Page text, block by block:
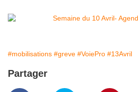
#mobilisations #greve #VoiePro #13Avril
Partager